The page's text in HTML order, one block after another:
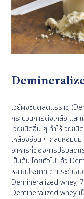
เวย์ผงชนิดลดแร่ธาตุ
กระบวนการดึงเกลือ แล
เวย์ชนิดอื่น ๆ ทำให้เวย์ช
เหลืองอ่อน ๆ กลิ่นหอมนม
อาหารที่ต้องการปรับลดแ
เป็นต้น โดยทั่วไปแล้ว
หลายประเภท ตามระดับ
Demineralized whey,
Demineralized whey เ